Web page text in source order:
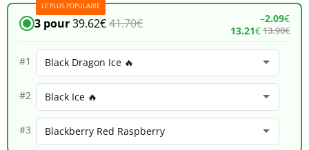
Falcon
16K
Passion
Tangy
LE PLUS POPULAIRE
3 pour39.62€41.70€ –2.09€
13.21€13.90€
#1
#2
#3